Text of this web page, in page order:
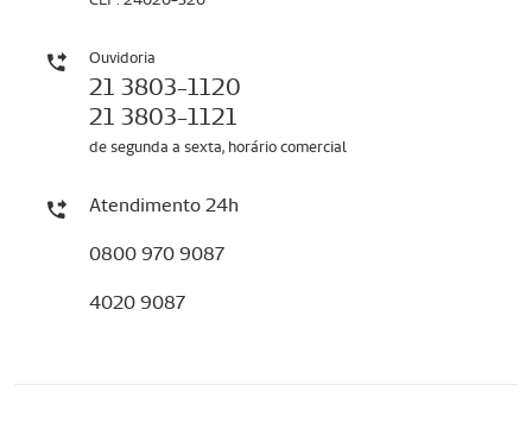
Ouvidoria
21 3803-1120
21 3803-1121
de segunda a sexta, horário comercial
Atendimento 24h
0800 970 9087
4020 9087